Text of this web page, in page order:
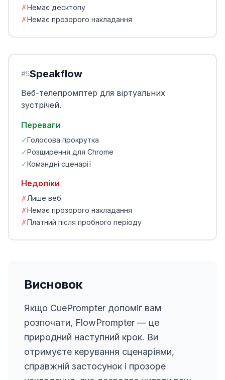
✗Немає десктопу
✗Немає прозорого накладання
#5Speakflow
Веб-телепромптер для віртуальних
зустрічей.
Переваги
✓Голосова прокрутка
✓Розширення для Chrome
✓Командні сценарії
Недоліки
✗Лише веб
✗Немає прозорого накладання
✗Платний після пробного періоду
Висновок
Якщо CuePrompter допоміг вам
розпочати, FlowPrompter — це
природний наступний крок. Ви
отримуєте керування сценаріями,
справжній застосунок і прозоре